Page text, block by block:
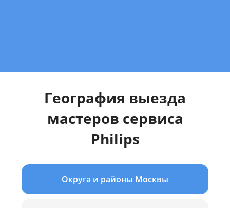
География выезда
мастеров сервиса
Philips
Округа и районы Москвы